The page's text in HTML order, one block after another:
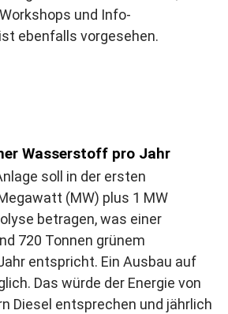
und Info-
ebenfalls vorgesehen.
Wasserstoff pro Jahr
soll in der ersten
(MW) plus 1 MW
betragen, was einer
720 Tonnen grünem
entspricht. Ein Ausbau auf
Das würde der Energie von
Diesel entsprechen und jährlich